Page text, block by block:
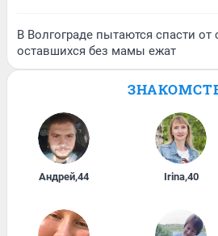
В Волгограде пытаются спасти от
оставшихся без мамы ежат
Андрей,44 Irina,40